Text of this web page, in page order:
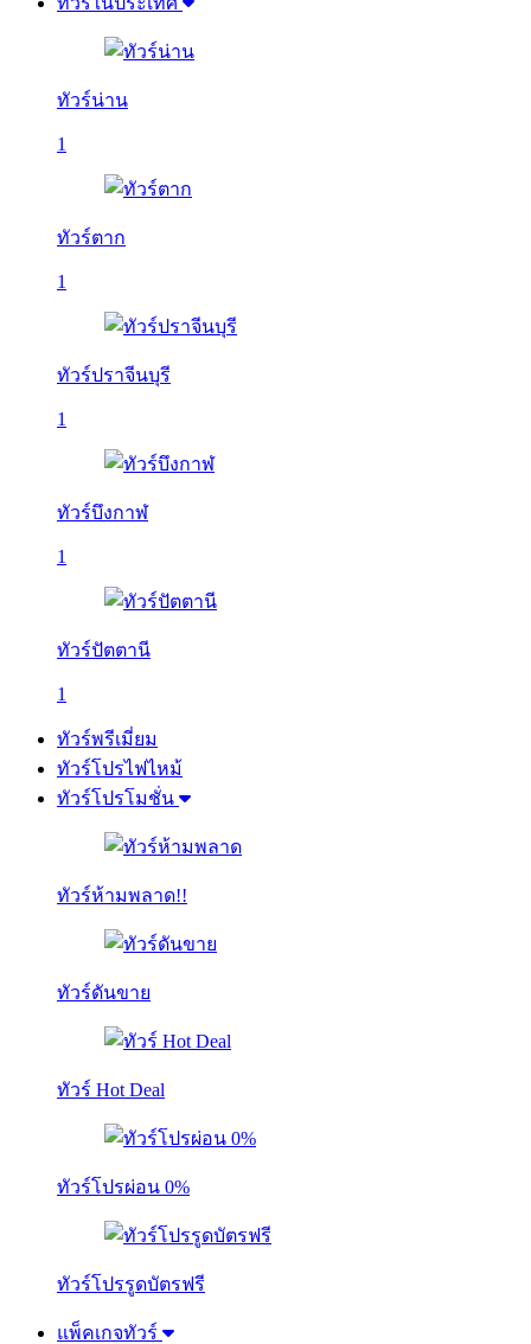
ทัวร์น่าน
1
ทัวร์ตาก
1
ทัวร์ปราจีนบุรี
1
ทัวร์บึงกาฬ
1
ทัวร์ปัตตานี
1
ทัวร์พรีเมี่ยม
ทัวร์โปรไฟไหม้
ทัวร์โปรโมชั่น
ทัวร์ห้ามพลาด!!
ทัวร์ดันขาย
ทัวร์ Hot Deal
ทัวร์โปรผ่อน 0%
ทัวร์โปรรูดบัตรฟรี
แพ็คเกจทัวร์